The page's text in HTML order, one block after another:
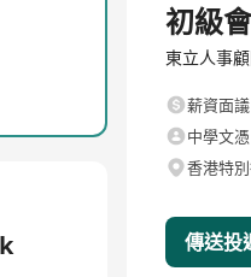
information regularly
confidential and use for
初級
東立人事
薪資面議
中學文憑
香港特
傳送投